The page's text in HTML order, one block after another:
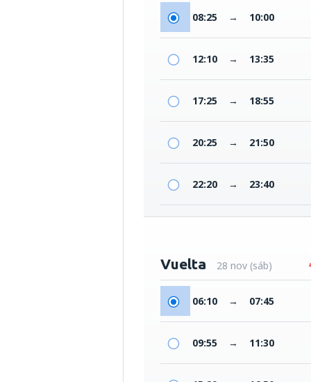
08:25 → 10:00
12:10 → 13:35
17:25 → 18:55
20:25 → 21:50
22:20 → 23:40
Vuelta 28 nov (sáb)
06:10 → 07:45
09:55 → 11:30